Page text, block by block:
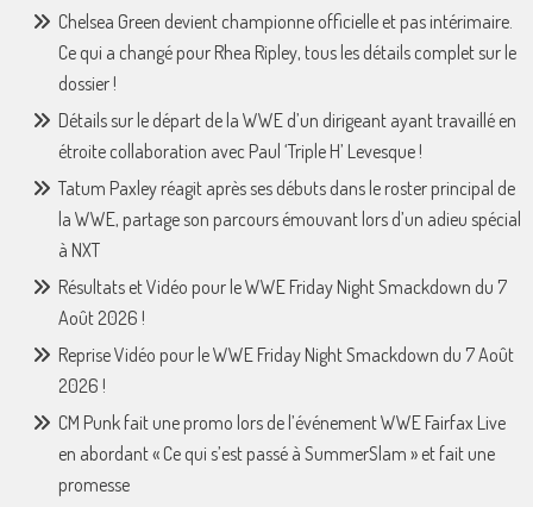
Chelsea Green devient championne officielle et pas intérimaire.
Ce qui a changé pour Rhea Ripley, tous les détails complet sur le
dossier !
Détails sur le départ de la WWE d’un dirigeant ayant travaillé en
étroite collaboration avec Paul ‘Triple H’ Levesque !
Tatum Paxley réagit après ses débuts dans le roster principal de
la WWE, partage son parcours émouvant lors d’un adieu spécial
à NXT
Résultats et Vidéo pour le WWE Friday Night Smackdown du 7
Août 2026 !
Reprise Vidéo pour le WWE Friday Night Smackdown du 7 Août
2026 !
CM Punk fait une promo lors de l’événement WWE Fairfax Live
en abordant « Ce qui s’est passé à SummerSlam » et fait une
promesse